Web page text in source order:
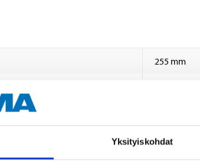
Yksityiskohdat
255 mm